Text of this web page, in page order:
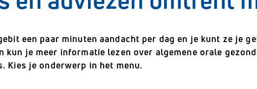
een paar minuten aandacht per dag en je kunt ze je
kun je meer informatie lezen over algemene orale
Kies je onderwerp in het menu.